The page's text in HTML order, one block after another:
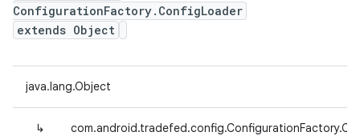
ConfigurationFactory.ConfigLoader
extends Object
java.lang.Object
↳